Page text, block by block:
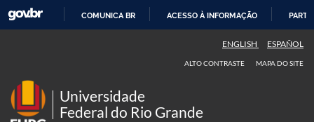
COMUNICA BR ACESSO À INFORMAÇÃO
ENGLISH ESPAÑOL
ALTO CONTRASTE MAPA DO SITE
Universidade
Federal do Rio Grande